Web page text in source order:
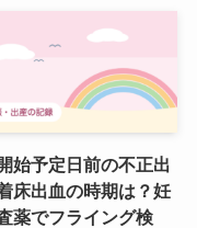
始予定日前の不正出
床出血の時期は？妊
薬でフライング検